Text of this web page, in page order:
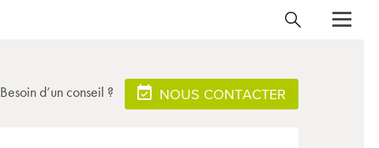
Besoin d’un conseil ? NOUS CONTACTER